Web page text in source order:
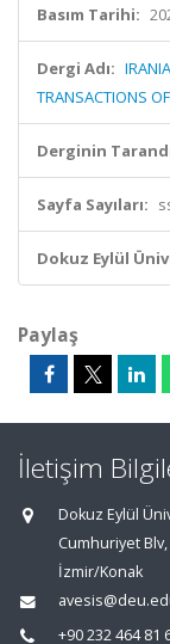
Basım Tarihi:
Dergi Adı:
TRANSACTIONS
Derginin
Sayfa Sayıları:
Dokuz Eylül
Paylaş
İletişim
Dokuz Eylül
Cumhuriyet
İzmir/Konak
+90 232 464 81